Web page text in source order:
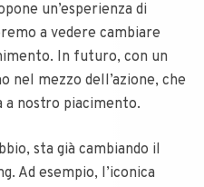
un’esperienza di
a vedere cambiare
In futuro, con un
nel mezzo dell’azione, che
a nostro piacimento.
sta già cambiando il
Ad esempio, l’iconica